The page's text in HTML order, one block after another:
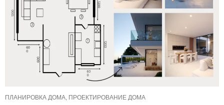
ПЛАНИРОВКА ДОМА, ПРОЕКТИРОВАНИЕ ДОМА